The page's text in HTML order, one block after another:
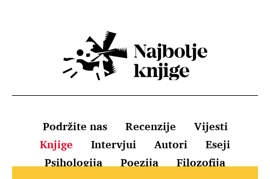
Podržite nas Recenzije
Vijesti
Knjige
Intervjui Autori
Eseji
Psihologija
Poezija Filozofija